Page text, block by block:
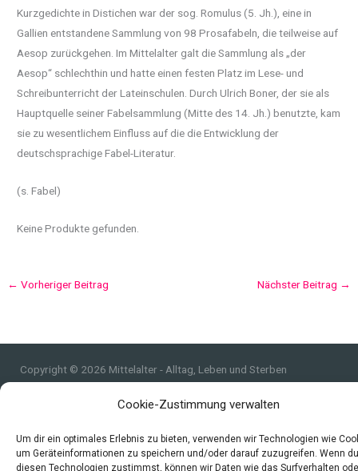
Cookie-Zustimmung verwalten
Um dir ein optimales Erlebnis zu bieten, verwenden wir Technologien wie
um Geräteinformationen zu speichern und/oder darauf zuzugreifen. Wenn du
diesen Technologien zustimmst, können wir Daten wie das Surfverhalten
Kurzgedichte in Distichen war der sog. Romulus (5. Jh.), eine in
Gallien entstandene Sammlung von 98 Prosafabeln, die teilweise auf
Aesop zurückgehen. Im Mittelalter galt die Sammlung als „der
Aesop“ schlechthin und hatte einen festen Platz im Lese- und
Schreibunterricht der Lateinschulen. Durch Ulrich Boner, der sie als
Hauptquelle seiner Fabelsammlung (Mitte des 14. Jh.) benutzte, kam
sie zu wesentlichem Einfluss auf die die Entwicklung der
deutschsprachige Fabel-Literatur.
(s. Fabel)
Keine Produkte gefunden.
← Vorheriger Beitrag Nächster Beitrag →
Copyright © 2026 Mittelalter - Alltag, Leben und Sterben
Impressum
Quellen
Index